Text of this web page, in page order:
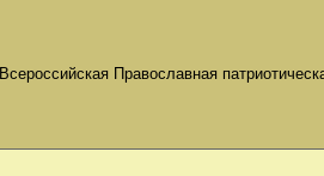
Всероссийская Православная